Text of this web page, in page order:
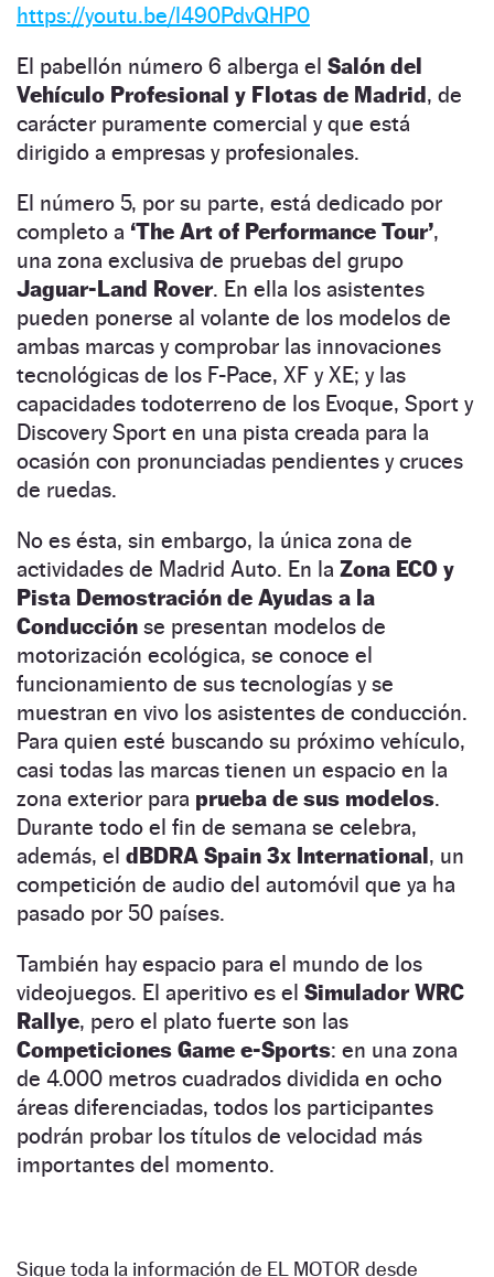
https://youtu.be/l490PdvQHP0
El pabellón número 6 alberga el Salón del
Vehículo Profesional y Flotas de Madrid, de
carácter puramente comercial y que está
dirigido a empresas y profesionales.
El número 5, por su parte, está dedicado por
completo a ‘The Art of Performance Tour’,
una zona exclusiva de pruebas del grupo
Jaguar-Land Rover. En ella los asistentes
pueden ponerse al volante de los modelos de
ambas marcas y comprobar las innovaciones
tecnológicas de los F-Pace, XF y XE; y las
capacidades todoterreno de los Evoque, Sport y
Discovery Sport en una pista creada para la
ocasión con pronunciadas pendientes y cruces
de ruedas.
No es ésta, sin embargo, la única zona de
actividades de Madrid Auto. En la Zona ECO y
Pista Demostración de Ayudas a la
Conducción se presentan modelos de
motorización ecológica, se conoce el
funcionamiento de sus tecnologías y se
muestran en vivo los asistentes de conducción.
Para quien esté buscando su próximo vehículo,
casi todas las marcas tienen un espacio en la
zona exterior para prueba de sus modelos.
Durante todo el fin de semana se celebra,
además, el dBDRA Spain 3x International, un
competición de audio del automóvil que ya ha
pasado por 50 países.
También hay espacio para el mundo de los
videojuegos. El aperitivo es el Simulador WRC
Rallye, pero el plato fuerte son las
Competiciones Game e-Sports: en una zona
de 4.000 metros cuadrados dividida en ocho
áreas diferenciadas, todos los participantes
podrán probar los títulos de velocidad más
importantes del momento.
Sigue toda la información de EL MOTOR desde